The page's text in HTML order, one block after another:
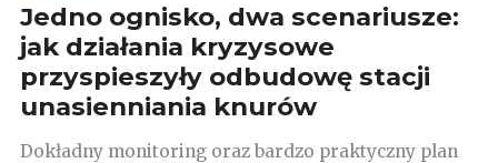
Jedno ognisko, dwa scenariusze:
jak działania kryzysowe
przyspieszyły odbudowę stacji
unasienniania knurów
Dokładny monitoring oraz bardzo praktyczny plan